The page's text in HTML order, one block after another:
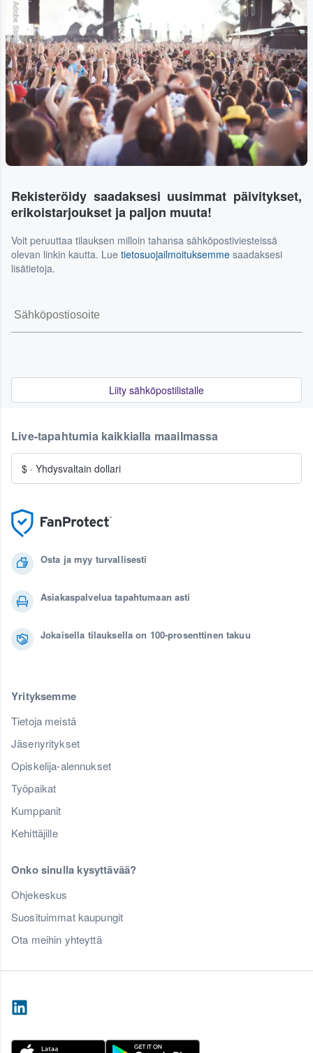
Adobe Stock
Rekisteröidy saadaksesi uusimmat päivitykset,
erikoistarjoukset ja paljon muuta!
Voit peruuttaa tilauksen milloin tahansa sähköpostiviesteissä
olevan linkin kautta. Lue tietosuojailmoituksemme saadaksesi
lisätietoja.
Liity sähköpostilistalle
Osta ja myy turvallisesti
Asiakaspalvelua tapahtumaan asti
Jokaisella tilauksella on 100-prosenttinen takuu
Yrityksemme
Tietoja meistä
Jäsenyritykset
Opiskelija-alennukset
Työpaikat
Kumppanit
Kehittäjille
Onko sinulla kysyttävää?
Ohjekeskus
Suosituimmat kaupungit
Ota meihin yhteyttä
Live-tapahtumia kaikkialla maailmassa
$ · Yhdysvaltain dollari